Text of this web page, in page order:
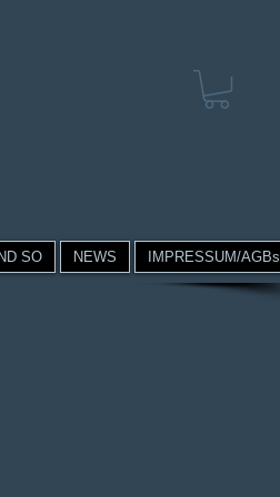
SO NEWS IMPRESSUM/AGBs